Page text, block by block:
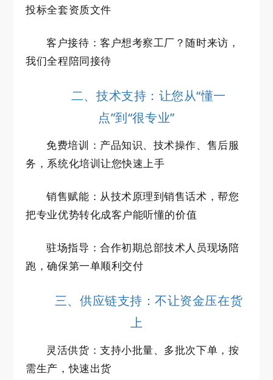
投标全套资质文件
客户接待：客户想考察工厂？随时来访，
我们全程陪同接待
二、技术支持：让您从“懂一
点”到“很专业”
免费培训：产品知识、技术操作、售后服
务，系统化培训让您快速上手
销售赋能：从技术原理到销售话术，帮您
把专业优势转化成客户能听懂的价值
驻场指导：合作初期总部技术人员现场陪
跑，确保第一单顺利交付
三、供应链支持：不让资金压在货
上
灵活供货：支持小批量、多批次下单，按
需生产，快速出货